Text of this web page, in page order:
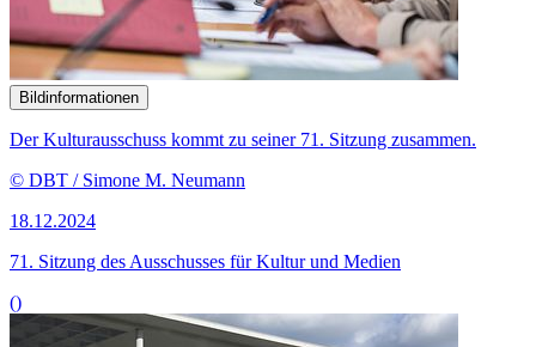
Bildinformationen
Der Kulturausschuss kommt zu seiner 71. Sitzung zusammen.
© DBT / Simone M. Neumann
18.12.2024
71. Sitzung des Ausschusses für Kultur und Medien
()